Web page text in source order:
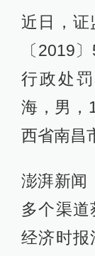
近日，证
〔2019
行政处
海，男，
西省南昌
澎湃新闻
多个渠
经济时报